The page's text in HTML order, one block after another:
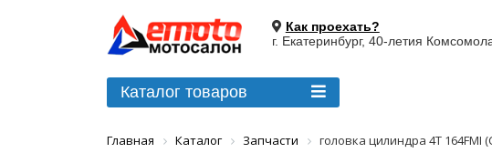
Как проехать?
г. Екатеринбург, 40-летия
Каталог товаров
Главная Каталог Запчасти головка цилиндра 4Т 164FMI